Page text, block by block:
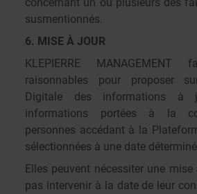
susmentionnés.
6. MISE À JOUR
KLEPIERRE
raisonnables pour proposer
Digitale des informations à
informations portées à la
personnes accédant à la
sélectionnées à une date
Elles peuvent nécessiter une
pas intervenir à la date de leur